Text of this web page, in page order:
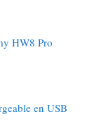
HW8 Pro
en USB